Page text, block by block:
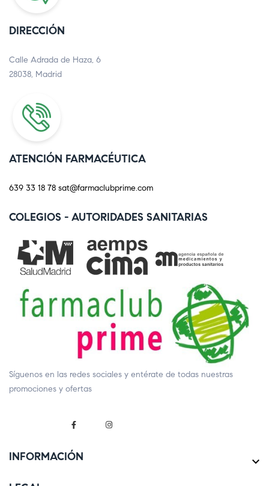
DIRECCIÓN
Calle Adrada de Haza, 6
28038, Madrid
ATENCIÓN FARMACÉUTICA
639 33 18 78 sat@farmaclubprime.com
COLEGIOS - AUTORIDADES SANITARIAS
Síguenos en las redes sociales y entérate de todas nuestras
promociones y ofertas
INFORMACIÓN 